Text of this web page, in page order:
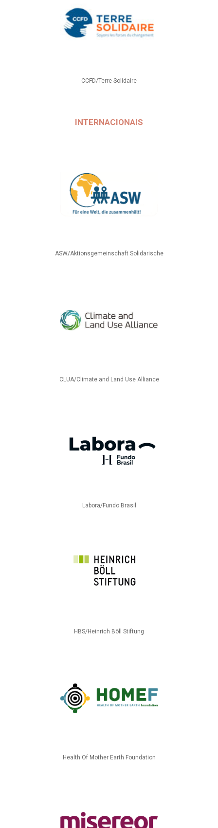
CCFD/Terre Solidaire
INTERNACIONAIS
ASW/Aktionsgemeinschaft Solidarische
CLUA/Climate and Land Use Alliance
Labora/Fundo Brasil
HBS/Heinrich Böll Stiftung
Health Of Mother Earth Foundation